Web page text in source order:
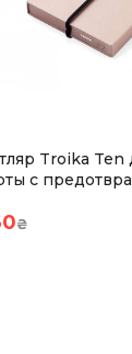
Troika Ten
с
₴